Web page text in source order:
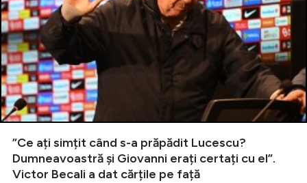
”Ce ați simțit când s-a prăpădit Lucescu?
Dumneavoastră și Giovanni erați certați cu el”.
Victor Becali a dat cărțile pe față